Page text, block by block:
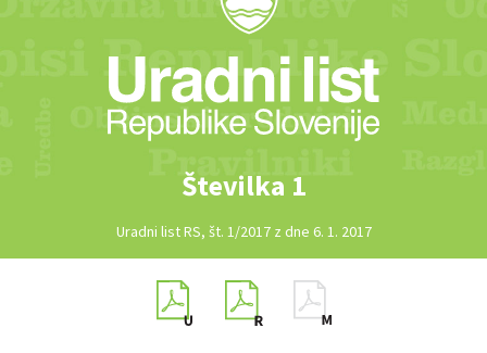
Številka 1
Uradni list RS, št. 1/2017 z dne 6. 1. 2017